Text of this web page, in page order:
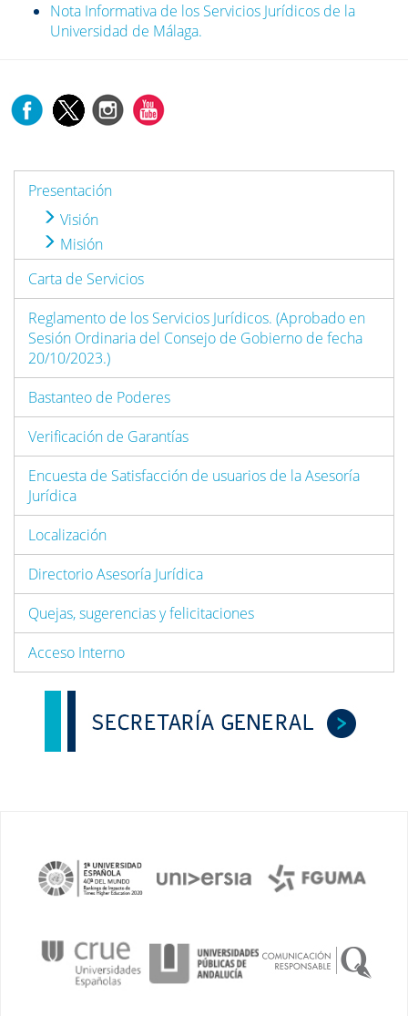
Nota Informativa de los Servicios Jurídicos de la
Universidad de Málaga.
Presentación
Visión
Misión
Carta de Servicios
Reglamento de los Servicios Jurídicos. (Aprobado en
Sesión Ordinaria del Consejo de Gobierno de fecha
20/10/2023.)
Bastanteo de Poderes
Verificación de Garantías
Encuesta de Satisfacción de usuarios de la Asesoría
Jurídica
Localización
Directorio Asesoría Jurídica
Quejas, sugerencias y felicitaciones
Acceso Interno